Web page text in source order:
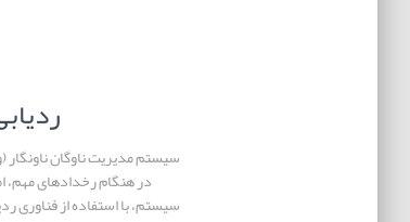
سیستم مدیریت ناوگان ناونگار
در هنگام رخدادهای مهم،
سیستم، با استفاده از فناوری